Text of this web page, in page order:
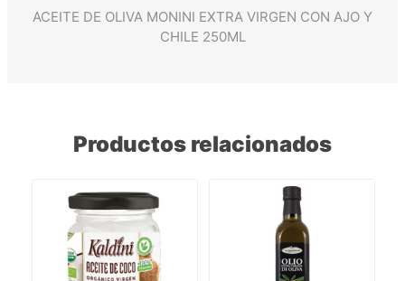
ACEITE DE OLIVA MONINI EXTRA VIRGEN CON AJO Y
CHILE 250ML
Productos relacionados